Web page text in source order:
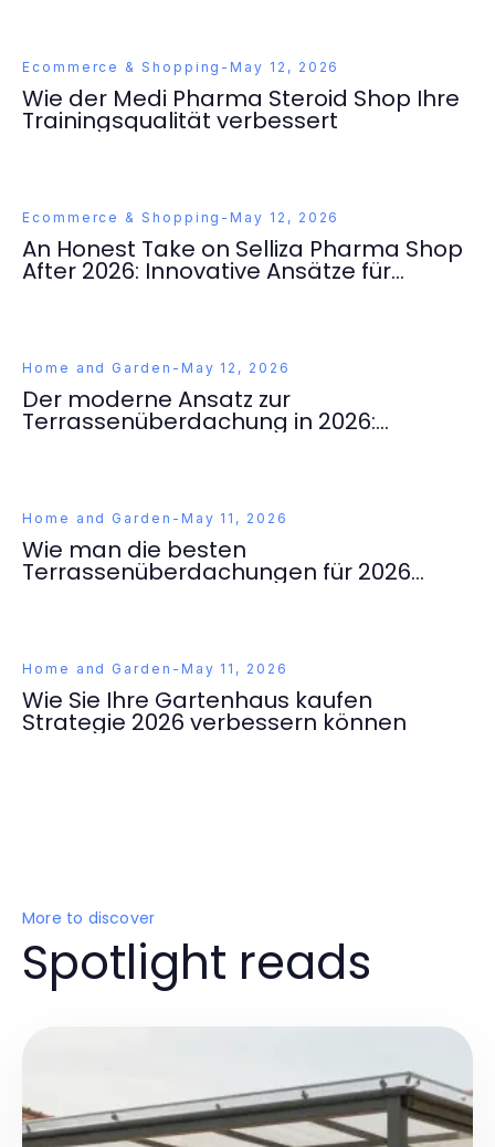
Ecommerce & Shopping - May 12, 2026
Wie der Medi Pharma Steroid Shop Ihre
Trainingsqualität verbessert
Ecommerce & Shopping - May 12, 2026
An Honest Take on Selliza Pharma Shop
After 2026: Innovative Ansätze für
Home and Garden - May 12, 2026
Der moderne Ansatz zur
Terrassenüberdachung in 2026:
Home and Garden - May 11, 2026
Wie man die besten
Terrassenüberdachungen für 2026
Home and Garden - May 11, 2026
Wie Sie Ihre Gartenhaus kaufen
Strategie 2026 verbessern können
More to discover
Spotlight reads